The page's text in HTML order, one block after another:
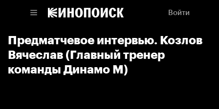
Войти
Предматчевое интервью. Козлов
Вячеслав (Главный тренер
команды Динамо М)